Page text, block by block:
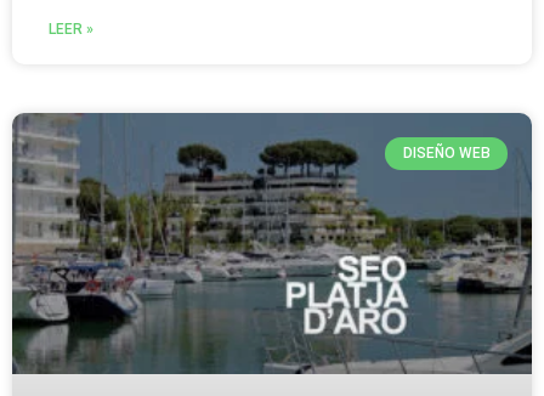
LEER »
DISEÑO WEB